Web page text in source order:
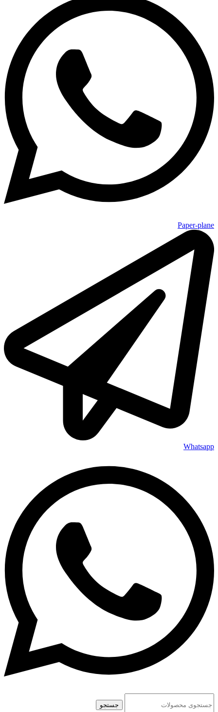
پروژه‌های سنگین سر و کار داره، دنبالش می‌گرده. از اسمبل دقیق
و تست‌های فنی گرفته تا پشتیبانی صمیمی و ارسال مطمئن،
همه‌چیزش با فکر و دقت طراحی شده. وقتی پشت این سیستم
می‌شینی، دیگه لازم نیست نگران هنگ، کندی یا افت سرعت باشی؛
چون همه‌چیز روون و دقیق پیش می‌ره.
و جالب‌تر اینکه اگه بعدها خواستی قطعه‌ای رو ارتقا بدی یا نرم‌افزار
خاصی نصب کنی، هیچ دردسری نداره و خیلی راحت انجام میشه.
خلاصه بخوای حرفه‌ای کار کنی، با خیال راحت رندر بگیری و
اعصابت هم سالم بمونه، خرید سیستم رندرینگ WORKART یه
انتخاب بی‌نقصه!
اگه نظری درباره‌ی این سیستم داری یا تجربه‌ای از کار باهاش،
خوشحال می‌شیم تو بخش کامنت‌ها باهامون به اشتراک بذاری؛
منتظر حضور گرمت هستیم💚
برای دیدن مدل‌های بیشتر هم می‌تونی به لینک زیر سر بزنی و
بقیه‌ی سیستم‌های حرفه‌ای ما رو ببینی:
Paper-plane
Whatsapp
جستجو